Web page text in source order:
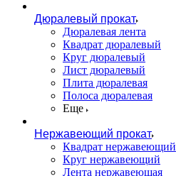
Дюралевый прокат
Дюралевая лента
Квадрат дюралевый
Круг дюралевый
Лист дюралевый
Плита дюралевая
Полоса дюралевая
Еще
Нержавеющий прокат
Квадрат нержавеющий
Круг нержавеющий
Лента нержавеющая